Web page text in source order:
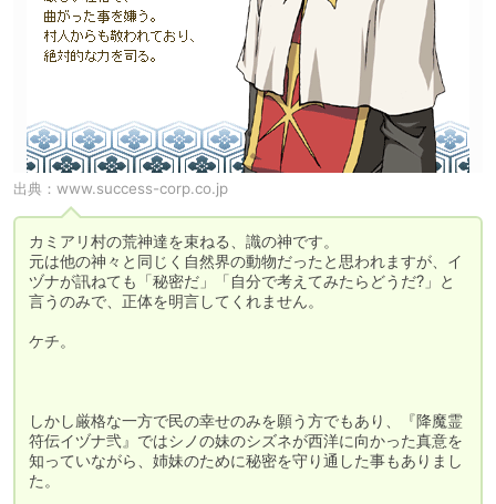
出典： www.success-corp.co.jp
カミアリ村の荒神達を束ねる、識の神です。
元は他の神々と同じく自然界の動物だったと思われますが、イ
ヅナが訊ねても「秘密だ」「自分で考えてみたらどうだ?」と
言うのみで、正体を明言してくれません。
ケチ。
しかし厳格な一方で民の幸せのみを願う方でもあり、『降魔霊
符伝イヅナ弐』ではシノの妹のシズネが西洋に向かった真意を
知っていながら、姉妹のために秘密を守り通した事もありまし
た。